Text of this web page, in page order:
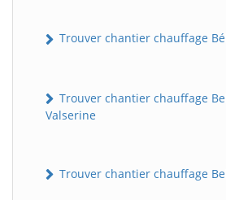
Trouver chantier chauffage
Trouver chantier chauffage
Valserine
Trouver chantier chauffage